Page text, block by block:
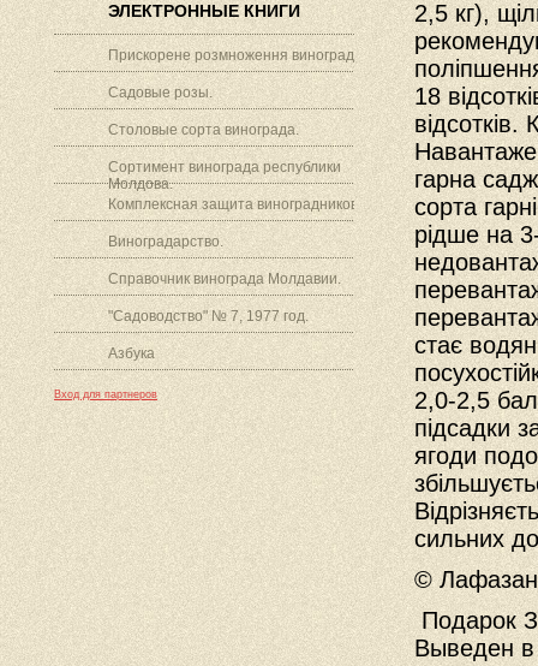
ЭЛЕКТРОННЫЕ КНИГИ
Прискорене розмноження винограду.
Садовые розы.
Столовые сорта винограда.
Сортимент винограда республики
Молдова.
Комплексная защита виноградников.
Виноградарство.
Справочник винограда Молдавии.
"Садоводство" № 7, 1977 год.
Азбука
Вход для партнеров
2,5 кг),
18
відсотків.
гарна
сорта
рідше на
стає
2,0-2,5
підсадки
ягоди
сильних
©
Подарок
Выведен